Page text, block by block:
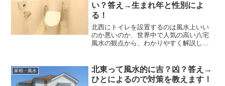
い？答え→生まれ年と性別によ
る！
北西にトイレを設置するのは風水上いい
のか悪いのか、世界中で人気の高い八宅
風水の観点から、わかりやすく解説しま
家相・風水
北東って風水的に吉？凶？答え→
ひとによるので対策を教えます！